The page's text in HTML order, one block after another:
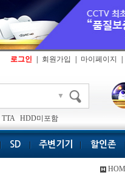
로그인 회원가입 마이페이지
▼
TTA HDD미포함
SD 주변기기 할인존